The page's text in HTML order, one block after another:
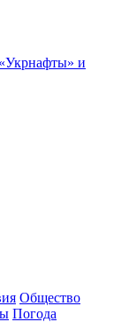
и
Общество
Погода